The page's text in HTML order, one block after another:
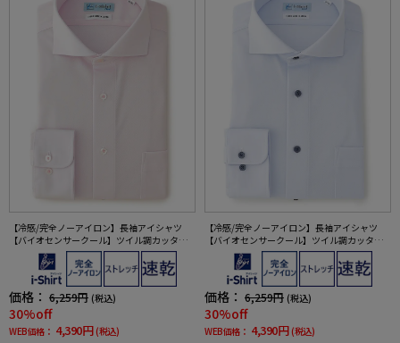
【冷感/完全ノーアイロン】長袖アイシャツ
【バイオセンサークール】ツイル調カッタウ
ェイ織柄無地形態安定ストレッチ防汚効果吸
汗速乾ワイシャツ春夏
価格： 6,259円 (税込)
30%off
WEB価格： 4,390円 (税込)
【冷感/完全ノーアイロン】長袖アイシャツ
【バイオセンサークール】ツイル調カッタウ
ェイ織柄無地形態安定ストレッチ防汚効果吸
汗速乾ワイシャツ春夏
価格： 6,259円 (税込)
30%off
WEB価格： 4,390円 (税込)